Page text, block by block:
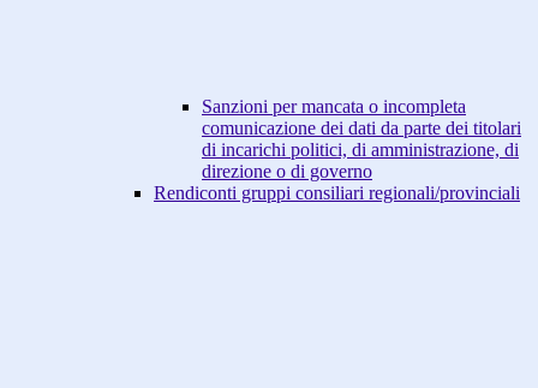
Sanzioni per mancata o incompleta
comunicazione dei dati da parte dei titolari
di incarichi politici, di amministrazione, di
direzione o di governo
Rendiconti gruppi consiliari regionali/provinciali